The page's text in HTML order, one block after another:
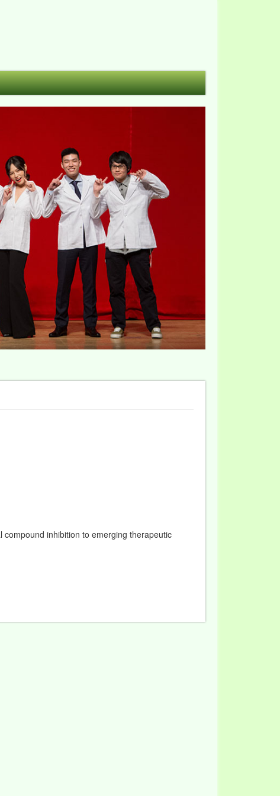
inhibition to emerging therapeutic